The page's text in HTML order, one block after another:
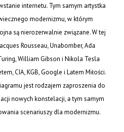
internetu. Tym samym artystka
modernizmu, w którym
są nierozerwalnie związane. W tej
Rousseau, Unabomber, Ada
William Gibson i Nikola Tesla
CIA, KGB, Google i Latem Miłości.
jest rodzajem zaproszenia do
nowych konstelacji, a tym samym
scenariuszy dla modernizmu.